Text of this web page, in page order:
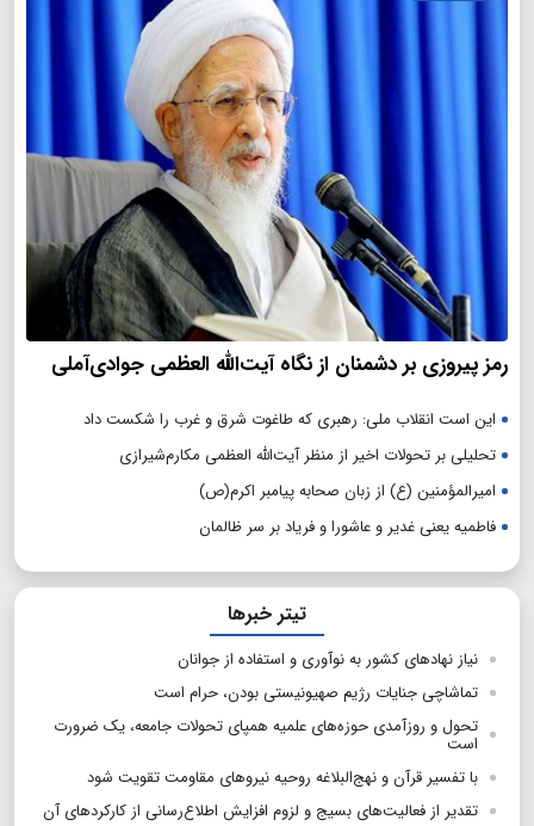
رمز پیروزی بر دشمنان از نگاه آیت‌الله العظمی جوادی‌آملی
این است انقلاب ملی: رهبری که طاغوت شرق و غرب را شکست داد
تحلیلی بر تحولات اخیر از منظر آیت‌الله العظمی مکارم‌شیرازی
امیرالمؤمنین (ع) از زبان صحابه پیامبر اکرم(ص)
فاطمیه یعنی غدیر و عاشورا و فریاد بر سر ظالمان
تیتر خبرها
نیاز نهادهای کشور به نوآوری و استفاده از جوانان
تماشاچی جنایات رژیم صهیونیستی بودن، حرام است
تحول و روزآمدی حوزه‌های علمیه همپای تحولات جامعه، یک ضرورت
است
با تفسیر قرآن و نهج‌البلاغه روحیه نیروهای مقاومت تقویت شود
تقدیر از فعالیت‌های بسیج و لزوم افزایش اطلاع‌رسانی از کارکردهای آن